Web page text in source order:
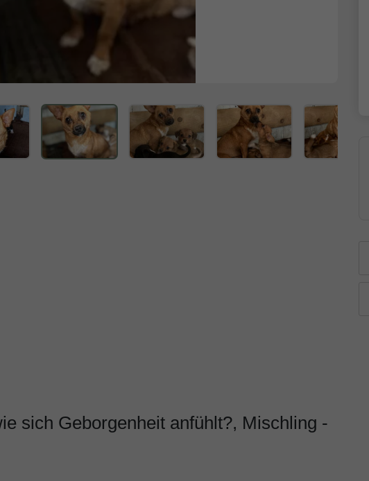
sich Geborgenheit anfühlt?, Mischling -